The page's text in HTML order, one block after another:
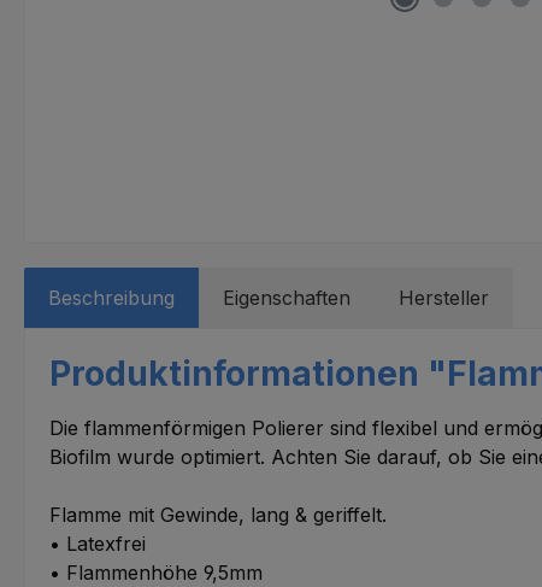
Beschreibung Eigenschaften Hersteller
Produktinformationen
Die flammenförmigen Polierer sind flexibel und
Biofilm wurde optimiert. Achten Sie darauf, ob Sie
Flamme mit Gewinde, lang & geriffelt.
• Latexfrei
• Flammenhöhe 9,5mm